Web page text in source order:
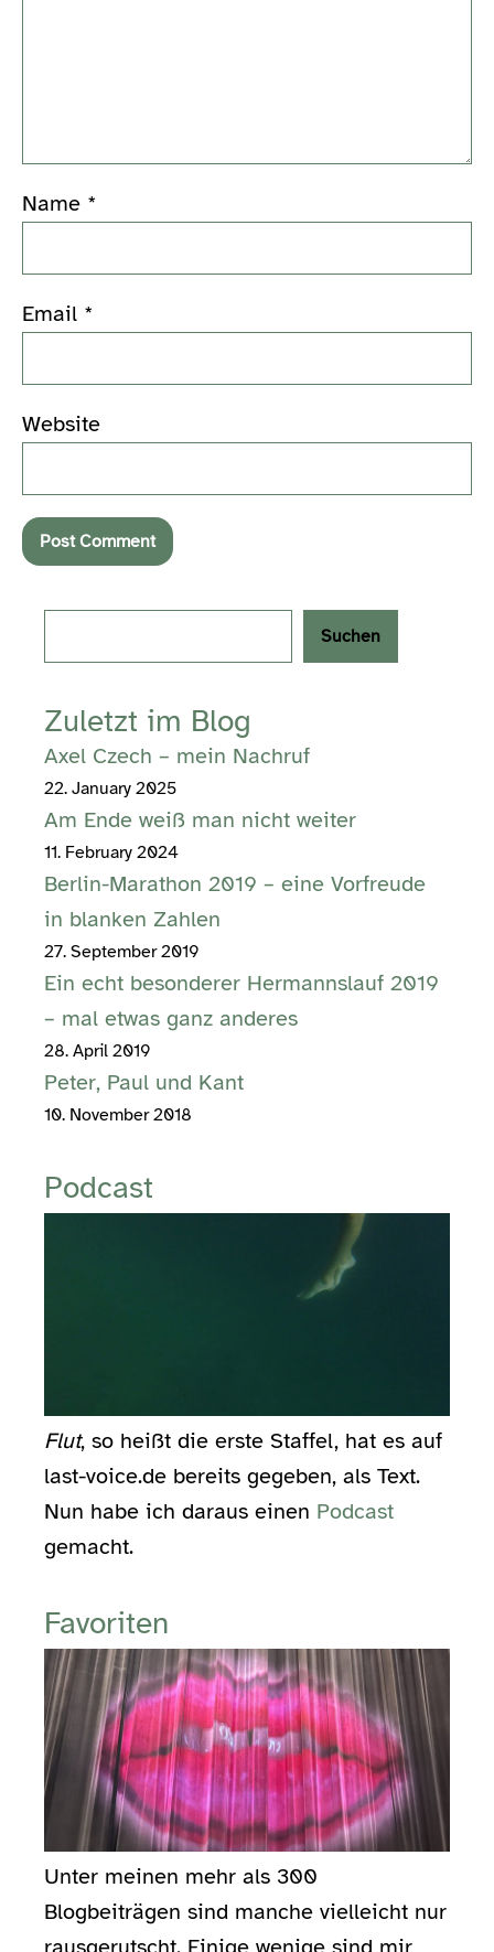
Name *
Email *
Website
Suchen
Zuletzt im Blog
Axel Czech – mein Nachruf
22. January 2025
Am Ende weiß man nicht weiter
11. February 2024
Berlin-Marathon 2019 – eine Vorfreude
in blanken Zahlen
27. September 2019
Ein echt besonderer Hermannslauf 2019
– mal etwas ganz anderes
28. April 2019
Peter, Paul und Kant
10. November 2018
Podcast
Flut, so heißt die erste Staffel, hat es auf
last-voice.de bereits gegeben, als Text.
Nun habe ich daraus einen Podcast
gemacht.
Favoriten
Unter meinen mehr als 300
Blogbeiträgen sind manche vielleicht nur